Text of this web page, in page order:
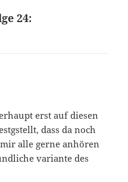
24:
erst auf diesen
dass da noch
alle gerne anhören
variante des